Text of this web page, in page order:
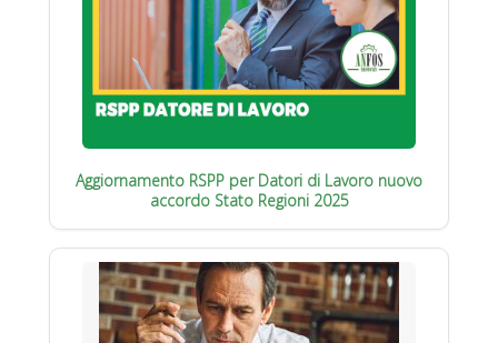
Aggiornamento RSPP per Datori di Lavoro nuovo
accordo Stato Regioni 2025